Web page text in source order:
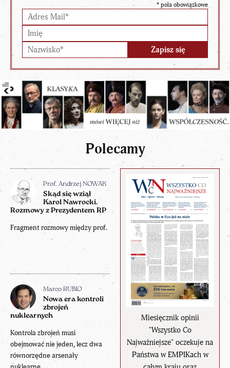
* pola obowiązkowe
Polecamy
Miesięcznik opinii
"Wszystko Co
Najważniejsze" oczekuje na
Państwa w EMPIKach w
Prof. Andrzej NOWAK
Skąd się wziął
Karol Nawrocki.
Rozmowy z Prezydentem RP
Fragment rozmowy między prof.
Marco RUBIO
Nowa era kontroli
zbrojeń
nuklearnych
Kontrola zbrojeń musi
obejmować nie jeden, lecz dwa
równorzędne arsenały